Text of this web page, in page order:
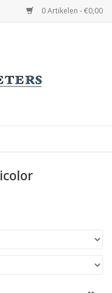
0 Artikelen - €0,00